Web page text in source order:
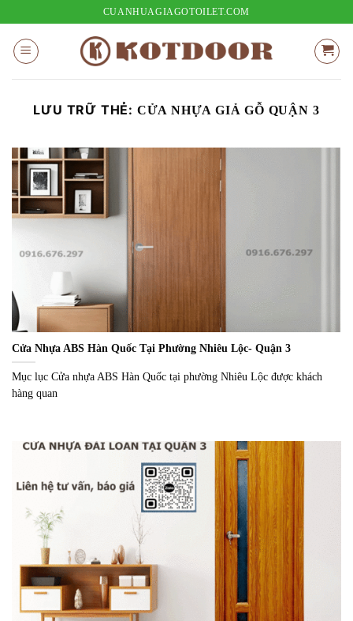
nội
dung
CUANHUAGIAGOTOILET.COM
LƯU TRỮ THẺ: CỬA NHỰA GIẢ GỖ QUẬN 3
Cửa Nhựa ABS Hàn Quốc Tại Phường Nhiêu Lộc- Quận 3
Mục lục Cửa nhựa ABS Hàn Quốc tại phường Nhiêu Lộc được khách
hàng quan